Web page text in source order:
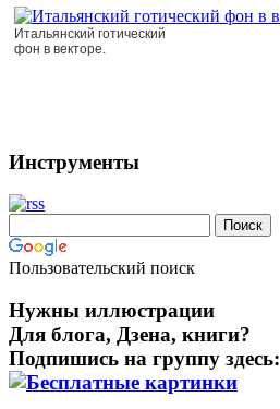
Итальянский готический
фон в векторе.
Инструменты
Пользовательский поиск
Нужны иллюстрации
Для блога, Дзена, книги?
Подпишись на группу здесь: